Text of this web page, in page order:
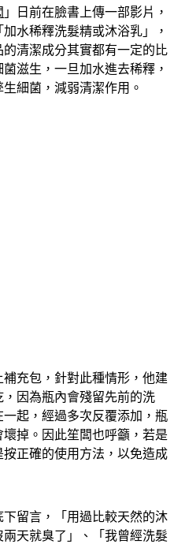
」日前在臉書上傳一部影片，
水稀釋洗髮精或沐浴乳」，
清潔成分其實都有一定的比
滋生，一旦加水進去稀釋，
細菌，減弱清潔作用。
充包，針對此種情形，他建
因為瓶內會殘留先前的洗
起，經過多次反覆添加，瓶
掉。因此笙闆也呼籲，若是
正確的使用方法，以免造成
留言，「用過比較天然的沐
天就臭了」、「我曾經洗髮